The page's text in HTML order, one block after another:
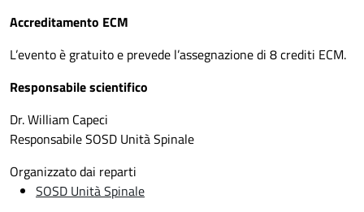
Accreditamento ECM
L’evento è gratuito e prevede l’assegnazione di 8 crediti ECM.
Responsabile scientifico
Dr. William Capeci
Responsabile SOSD Unità Spinale
Organizzato dai reparti
SOSD Unità Spinale